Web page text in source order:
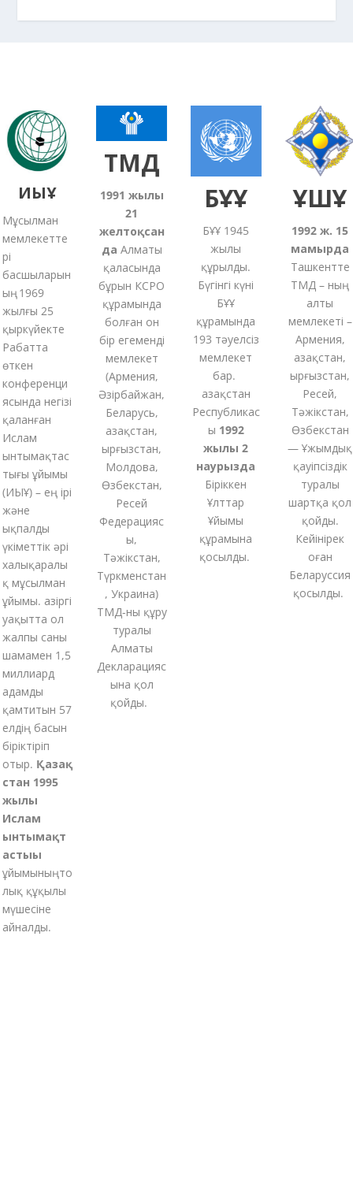
ИЫҰ
1969
25
негізі
ұйымы
– ең ірі
әрі
мұсылман
Қазіргі
ол
саны
1,5
57
басын
Қазақ
1995
то
құқылы
ТМД
1991 жылғы
21
желтоқсан
даАлматы
қаласында
бұрын КСРО
құрамында
болғанон
бір егеменді
мемлекет
Армения,
Әзірбайжан,
Беларусь,
Қазақстан,
Қырғызстан,
Молдова,
Өзбекстан,
Ресей
Федерацияс
ы,
Тәжікстан,
Түркменстан
,Украина)
ТМД-нықұру
туралы
Алматы
Декларацияс
ына қол
қойды.
БҰҰ
БҰҰ 1945
жылы
құрылды.
Бүгінгі күні
БҰҰ
құрамында
193 тәуелсіз
мемлекет
бар.
Қазақстан
Республикас
ы1992
жылы 2
наурызда
Біріккен
Ұлттар
Ұйымы
құрамына
қосылды.
ҰҚШҰ
1992 ж. 15
мамырда
Ташкентте
ТМД – ның
алты
мемлекеті –
Армения,
Қазақстан,
Қырғызстан,
Ресей,
Тәжікстан,
Өзбекстан
— Ұжымдық
қауіпсіздік
туралы
шартқа қол
қойды.
Кейінірек
оған
Беларуссия
қосылды.